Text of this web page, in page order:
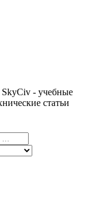
- учебные
статьи